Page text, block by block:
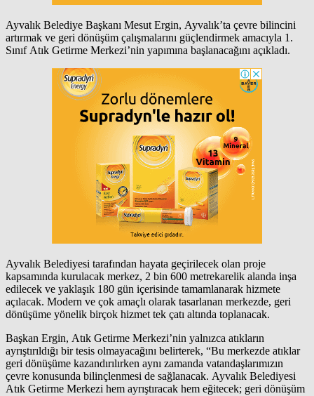
Ayvalık Belediye Başkanı Mesut Ergin, Ayvalık’ta çevre bilincini
artırmak ve geri dönüşüm çalışmalarını güçlendirmek amacıyla 1.
Sınıf Atık Getirme Merkezi’nin yapımına başlanacağını açıkladı.
Ayvalık Belediyesi tarafından hayata geçirilecek olan proje
kapsamında kurulacak merkez, 2 bin 600 metrekarelik alanda inşa
edilecek ve yaklaşık 180 gün içerisinde tamamlanarak hizmete
açılacak. Modern ve çok amaçlı olarak tasarlanan merkezde, geri
dönüşüme yönelik birçok hizmet tek çatı altında toplanacak.
Başkan Ergin, Atık Getirme Merkezi’nin yalnızca atıkların
ayrıştırıldığı bir tesis olmayacağını belirterek, “Bu merkezde atıklar
geri dönüşüme kazandırılırken aynı zamanda vatandaşlarımızın
çevre konusunda bilinçlenmesi de sağlanacak. Ayvalık Belediyesi
Atık Getirme Merkezi hem ayrıştıracak hem eğitecek; geri dönüşüm